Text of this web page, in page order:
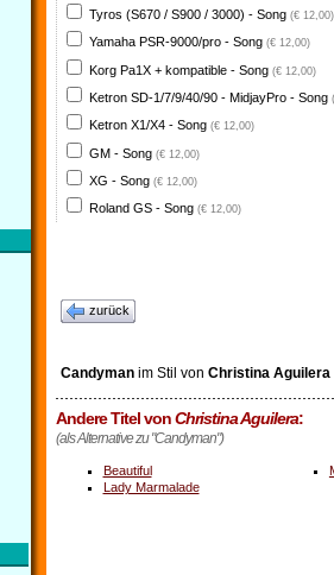
Tyros (S670 / S900 / 3000) - Song (€ 12,00)
Yamaha PSR-9000/pro - Song (€ 12,00)
Korg Pa1X + kompatible - Song (€ 12,00)
Ketron SD-1/7/9/40/90 - MidjayPro - Song
Ketron X1/X4 - Song (€ 12,00)
GM - Song (€ 12,00)
XG - Song (€ 12,00)
Roland GS - Song (€ 12,00)
zurück
Candymanim Stil von Christina Aguilera
Andere Titel vonChristina Aguilera:
(als Alternative zu "Candyman")
Beautiful
Lady Marmalade